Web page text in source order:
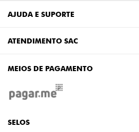
AJUDA E SUPORTE
ATENDIMENTO SAC
MEIOS DE PAGAMENTO
SELOS